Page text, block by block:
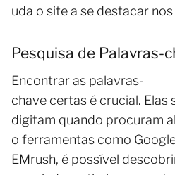
uda o site a se destacar
Pesquisa de Palavras-
Encontrar as palavras-
chave certas é crucial. Elas
digitam quando procuram
o ferramentas como
EMrush, é possível